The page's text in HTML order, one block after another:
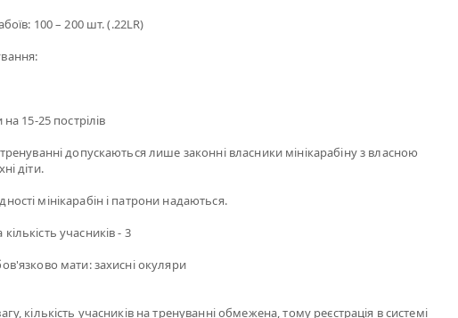
100 – 200 шт. (.22LR)
15-25 пострілів
допускаються лише законні власники мінікарабіну з власною
діти.
мінікарабін і патрони надаються.
учасників - 3
мати: захисні окуляри
кількість учасників на тренуванні обмежена, тому реєстрація в системі